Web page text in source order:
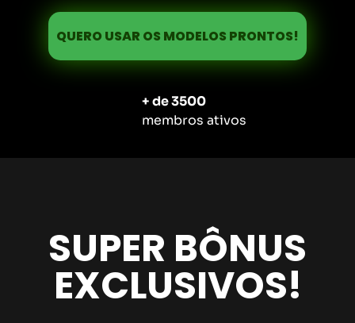
QUERO USAR OS MODELOS PRONTOS!
+ de 3500
membros ativos
SUPER BÔNUS
EXCLUSIVOS!